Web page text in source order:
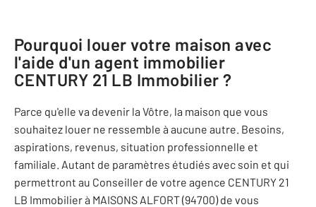
Pourquoi louer votre maison avec
l'aide d'un agent immobilier
CENTURY 21 LB Immobilier ?
Parce qu'elle va devenir la Vôtre, la maison que vous
souhaitez louer ne ressemble à aucune autre. Besoins,
aspirations, revenus, situation professionnelle et
familiale. Autant de paramètres étudiés avec soin et qui
permettront au Conseiller de votre agence CENTURY 21
LB Immobilier à MAISONS ALFORT (94700) de vous